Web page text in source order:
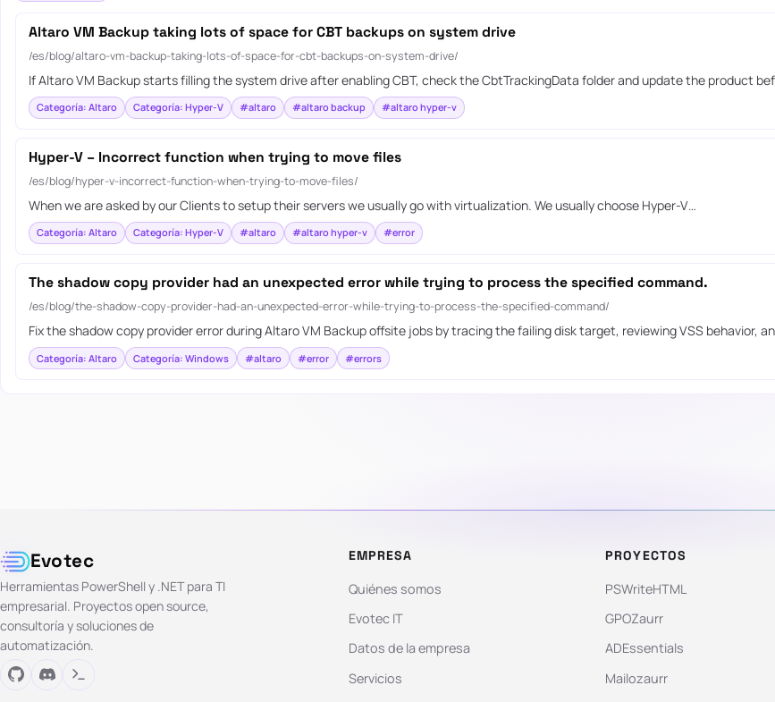
Altaro VM Backup taking lots of space for CBT backups on system drive
/es/blog/altaro-vm-backup-taking-lots-of-space-for-cbt-backups-on-system-drive/
If Altaro VM Backup starts filling the system drive after enabling CBT, check the CbtTrackingData folder and update the product
Categoría: Altaro Categoría: Hyper-V #altaro #altaro backup #altaro hyper-v
Hyper-V – Incorrect function when trying to move files
/es/blog/hyper-v-incorrect-function-when-trying-to-move-files/
When we are asked by our Clients to setup their servers we usually go with virtualization. We usually choose Hyper-V…
Categoría: Altaro Categoría: Hyper-V #altaro #altaro hyper-v #error
The shadow copy provider had an unexpected error while trying to process the specified command.
/es/blog/the-shadow-copy-provider-had-an-unexpected-error-while-trying-to-process-the-specified-command/
Fix the shadow copy provider error during Altaro VM Backup offsite jobs by tracing the failing disk target, reviewing VSS behavior,
Categoría: Altaro Categoría: Windows #altaro #error #errors
Evotec
Herramientas PowerShell y .NET para TI
empresarial. Proyectos open source,
consultoría y soluciones de
automatización.
EMPRESA
Quiénes somos
Evotec IT
Datos de la empresa
Servicios
PROYECTOS
PSWriteHTML
GPOZaurr
ADEssentials
Mailozaurr